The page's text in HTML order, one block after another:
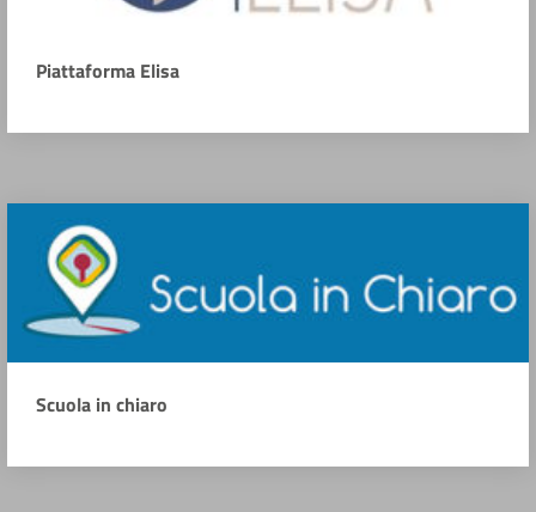
Piattaforma Elisa
Scuola in chiaro